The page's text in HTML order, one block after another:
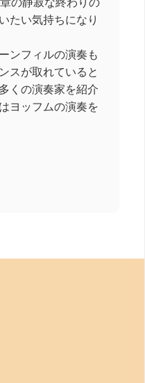
たい気持ちになり
ンフィルの演奏も
スが取れていると
くの演奏家を紹介
ヨッフムの演奏を